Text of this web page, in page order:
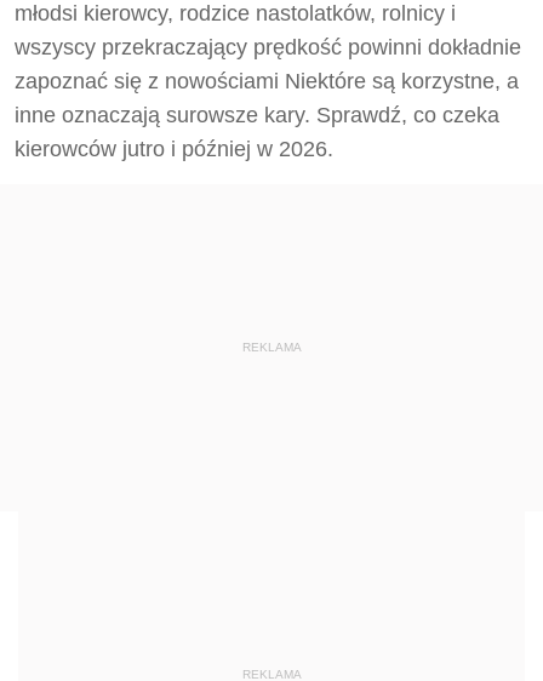
młodsi kierowcy, rodzice nastolatków, rolnicy i
wszyscy przekraczający prędkość powinni dokładnie
zapoznać się z nowościami Niektóre są korzystne, a
inne oznaczają surowsze kary. Sprawdź, co czeka
kierowców jutro i później w 2026.
REKLAMA
REKLAMA